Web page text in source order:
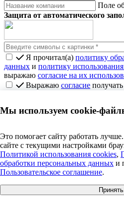
Поле
Защита от автоматического
Я прочитал(а) политику
данных и политику
выражаю согласие на их
Выражаю согласие
в магазине?
Рассрочка— для нее условия в
будут своими. Рассрочка доступна
и не на все товары, потому что это
между Т‑Банком и конкретным
доступных для покупки в
Мы используем cookie-
Это помогает сайту работать
сайте с текущими настройками
Политикой использования cookies,
обработки персональных данных и
Пользовательское соглашение.
Принять